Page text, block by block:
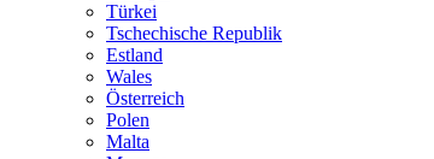
Türkei
Tschechische Republik
Estland
Wales
Österreich
Polen
Malta